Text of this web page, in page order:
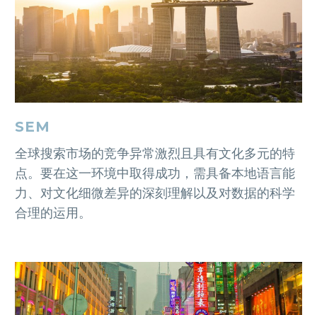
SEM
全球搜索市场的竞争异常激烈且具有文化多元的特
点。要在这一环境中取得成功，需具备本地语言能
力、对文化细微差异的深刻理解以及对数据的科学
合理的运用。